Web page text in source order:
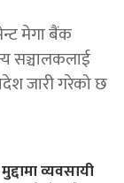
मेगा बैंक
सञ्चालकलाई
जारी गरेको छ
व्यवसायी